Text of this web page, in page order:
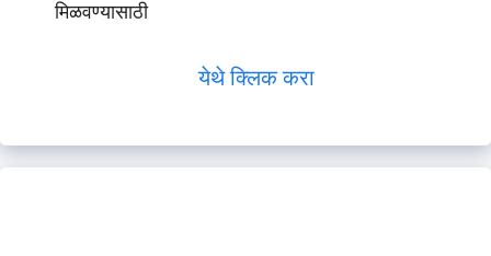
मिळवण्यासाठी
येथे क्लिक करा